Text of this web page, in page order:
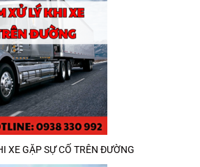
XE GẶP SỰ CỐ TRÊN ĐƯỜNG